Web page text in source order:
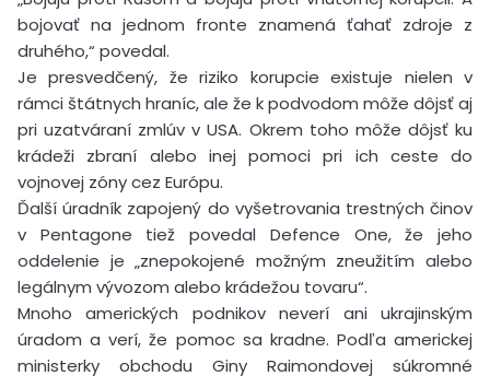
bojovať na jednom fronte znamená ťahať zdroje z
druhého,“ povedal.
Je presvedčený, že riziko korupcie existuje nielen v
rámci štátnych hraníc, ale že k podvodom môže dôjsť aj
pri uzatváraní zmlúv v USA. Okrem toho môže dôjsť ku
krádeži zbraní alebo inej pomoci pri ich ceste do
vojnovej zóny cez Európu.
Ďalší úradník zapojený do vyšetrovania trestných činov
v Pentagone tiež povedal Defence One, že jeho
oddelenie je „znepokojené možným zneužitím alebo
legálnym vývozom alebo krádežou tovaru“.
Mnoho amerických podnikov neverí ani ukrajinským
úradom a verí, že pomoc sa kradne. Podľa americkej
ministerky obchodu Giny Raimondovej súkromné